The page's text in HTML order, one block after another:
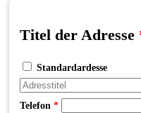
Titel der Adresse
Standardardesse
Telefon *